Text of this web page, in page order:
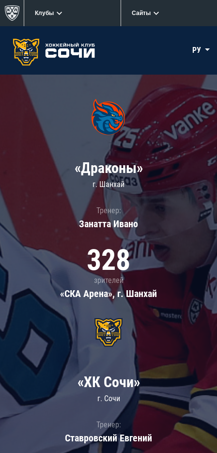
Клубы Сайты
РУ
«Драконы»
г. Шанхай
Тренер:
Занатта Иванo
328
зрителей
«СКА Арена», г. Шанхай
«ХК Сочи»
г. Сочи
Тренер:
Ставровский Евгений